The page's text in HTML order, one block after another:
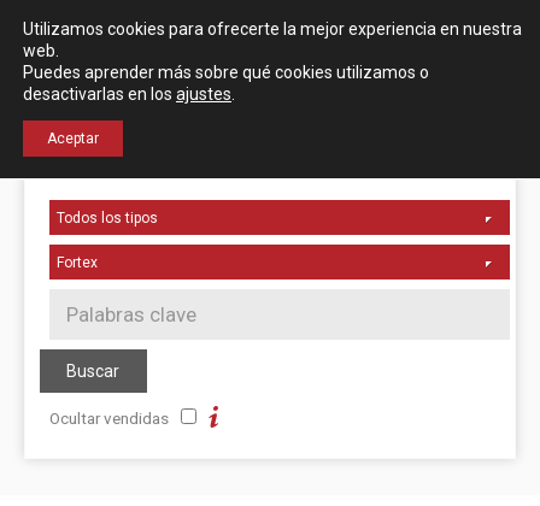
Localización Español English
Ocultar vendidas
Utilizamos cookies para ofrecerte la mejor experiencia en nuestra
web.
Puedes aprender más sobre qué cookies utilizamos o
desactivarlas en los ajustes
Aceptar